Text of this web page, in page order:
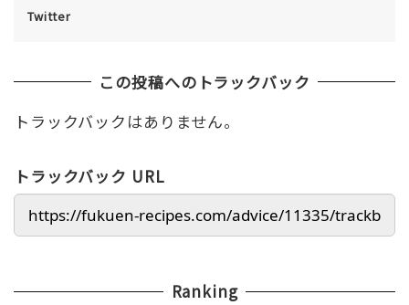
Twitter
この投稿へのトラックバック
トラックバックはありません。
トラックバック URL
Ranking